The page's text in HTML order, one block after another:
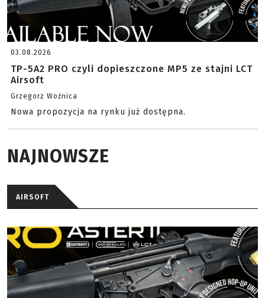
03.08.2026
TP-5A2 PRO czyli dopieszczone MP5 ze stajni LCT
Airsoft
Grzegorz Woźnica
Nowa propozycja na rynku już dostępna.
NAJNOWSZE
AIRSOFT